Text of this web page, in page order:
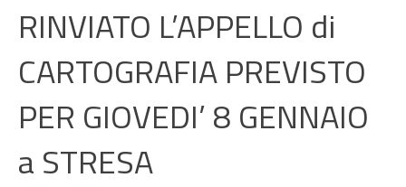
RINVIATO L’APPELLO di
CARTOGRAFIA PREVISTO
PER GIOVEDI’ 8 GENNAIO
a STRESA